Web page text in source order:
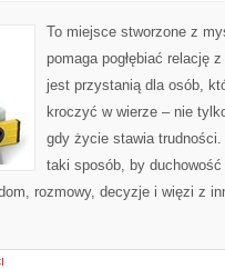
To miejsce stworzone z
pomaga pogłębiać relację
jest przystanią dla osób,
kroczyć w wierze – nie
gdy życie stawia
taki sposób, by
rozmowy, decyzje i więzi z